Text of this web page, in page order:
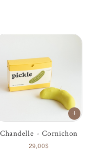
Chandelle - Cornichon
29,00$